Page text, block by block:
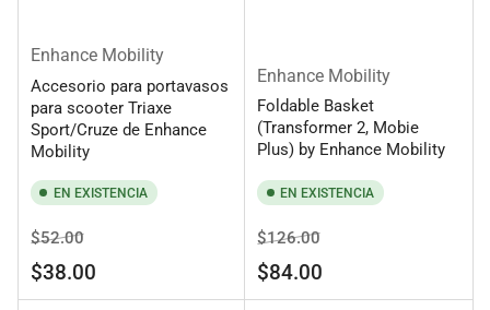
Enhance Mobility
Accesorio para portavasos
para scooter Triaxe
Sport/Cruze de Enhance
Mobility
EN EXISTENCIA
Precio
regular
$52.00Precio
de
$38.00
Enhance Mobility
Foldable Basket
(Transformer 2, Mobie
Plus) by Enhance Mobility
EN EXISTENCIA
Precio
regular
$126.00Precio
de
$84.00